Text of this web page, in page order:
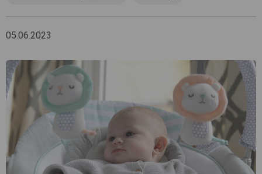
05.06.2023